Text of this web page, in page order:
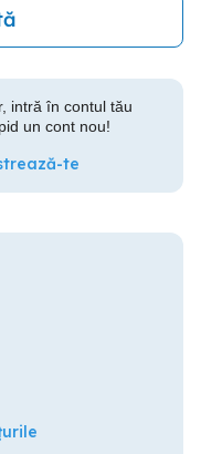
intră în contul tău
un cont nou!
te